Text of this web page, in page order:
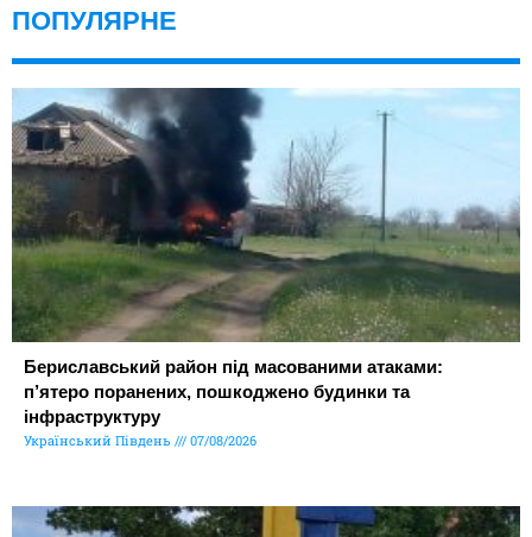
ПОПУЛЯРНЕ
Бериславський район під масованими атаками:
п’ятеро поранених, пошкоджено будинки та
інфраструктуру
Український Південь 07/08/2026